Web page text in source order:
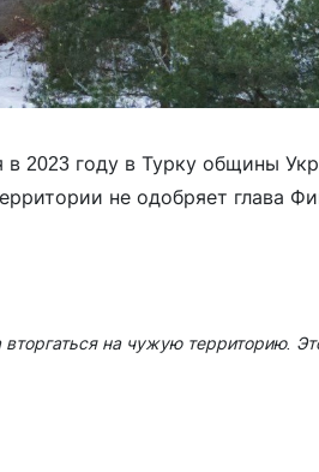
в 2023 году в Турку общины
не одобряет глава
на чужую территорию.